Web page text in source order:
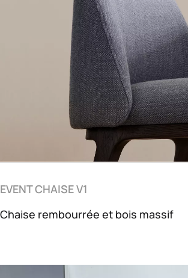
EVENT CHAISE V1
Chaise rembourrée et bois massif